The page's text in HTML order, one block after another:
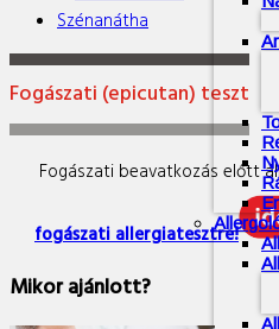
Szénanátha
Fogászati (epicutan) teszt
Fogászati beavatkozás előtt
fogászati allergiatesztre!
Mikor ajánlott?